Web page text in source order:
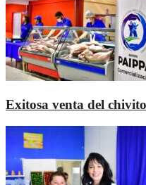
Exitosa venta del